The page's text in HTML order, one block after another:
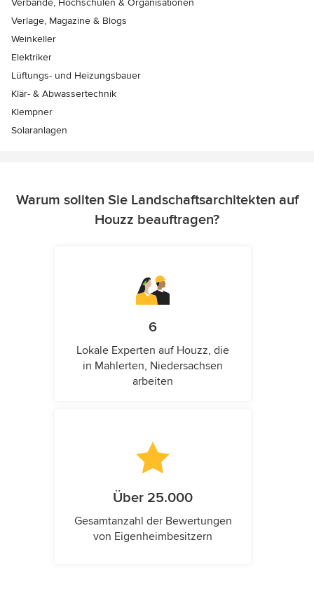
Verbände, Hochschulen & Organisationen
Verlage, Magazine & Blogs
Weinkeller
Elektriker
Lüftungs- und Heizungsbauer
Klär- & Abwassertechnik
Klempner
Solaranlagen
Warum sollten Sie Landschaftsarchitekten auf
Houzz beauftragen?
6
Lokale Experten auf Houzz, die
in Mahlerten, Niedersachsen
arbeiten
Über 25.000
Gesamtanzahl der Bewertungen
von Eigenheimbesitzern